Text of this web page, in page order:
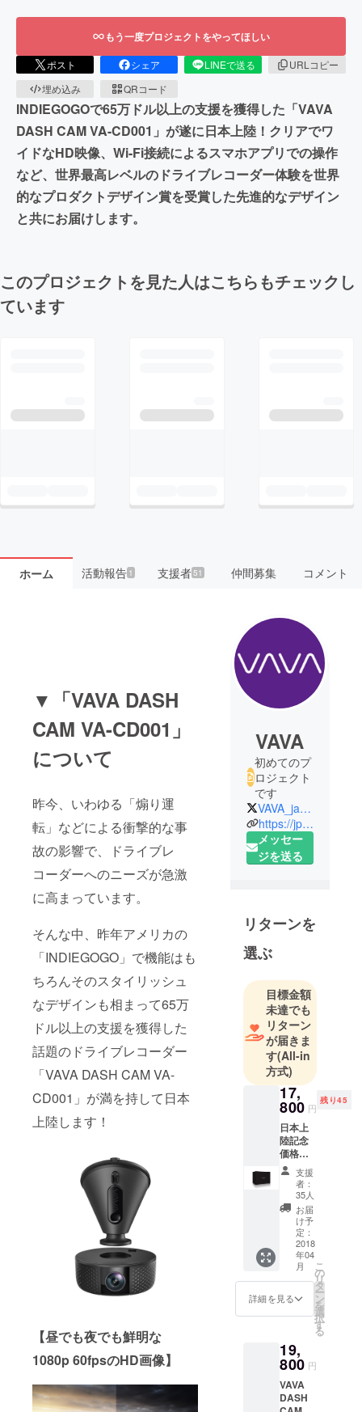
もう一度プロジェクトをやってほしい
ポスト シェア LINEで送る
URLコピー
埋め込み
QRコード
INDIEGOGOで65万ドル以上の支援を獲得した「VAVA
DASH CAM VA-CD001」が遂に日本上陸！クリアでワ
イドなHD映像、Wi-Fi接続によるスマホアプリでの操作
など、世界最高レベルのドライブレコーダー体験を世界
的なプロダクトデザイン賞を受賞した先進的なデザイン
と共にお届けします。
このプロジェクトを見た人はこちらもチェックし
ています
ホーム 活動報告1 支援者51 仲間募集 コメント
▼「VAVA DASH
CAM VA-CD001」
について
昨今、いわゆる「煽り運
転」などによる衝撃的な事
故の影響で、ドライブレ
コーダーへのニーズが急激
に高まっています。
そんな中、昨年アメリカの
「INDIEGOGO」で機能はも
ちろんそのスタイリッシュ
なデザインも相まって65万
ドル以上の支援を獲得した
話題のドライブレコーダー
「VAVA DASH CAM VA-
CD001」が満を持して日本
上陸します！
【昼でも夜でも鮮明な
1080p 60fpsのHD画像】
VAVA
初めてのプ
ロジェクト
です
VAVA_japan
https://jp.vava.com/dash.html
メッセー
ジを送る
リターンを
選ぶ
目標金額
未達でも
リターン
が届きま
す(All-in
方式)
17,
800 円
残り45
日本上
陸記念
価格
（2,000
円
OFF）
VAVA
DASH
CAM
VA-
CD001
1セット
支援
者：
35人
お届
け予
定：
2018
年04
月
詳細を見る
こ
の
リ
タ
ー
ン
を
選
択
す
る
19,
800 円
VAVA
DASH